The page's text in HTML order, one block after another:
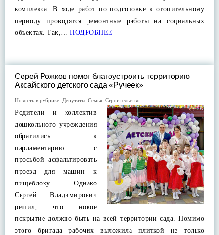
комплекса. В ходе работ по подготовке к отопительному
периоду проводятся ремонтные работы на социальных
объектах. Так,… ПОДРОБНЕЕ
Серей Рожков помог благоустроить территорию
Аксайского детского сада «Ручеек»
Новость в рубрике: Депутаты Семья Строительство
Родители и коллектив
дошкольного учреждения
обратились к
парламентарию с
просьбой асфальтировать
проезд для машин к
пищеблоку. Однако
Сергей Владимирович
решил, что новое
покрытие должно быть на всей территории сада. Помимо
этого бригада рабочих выложила плиткой не только